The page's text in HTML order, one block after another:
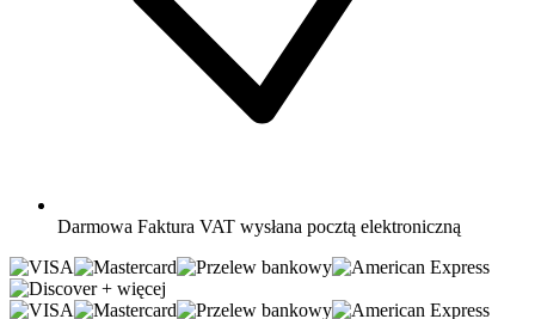
Darmowa Faktura VAT wysłana pocztą elektroniczną
+ więcej